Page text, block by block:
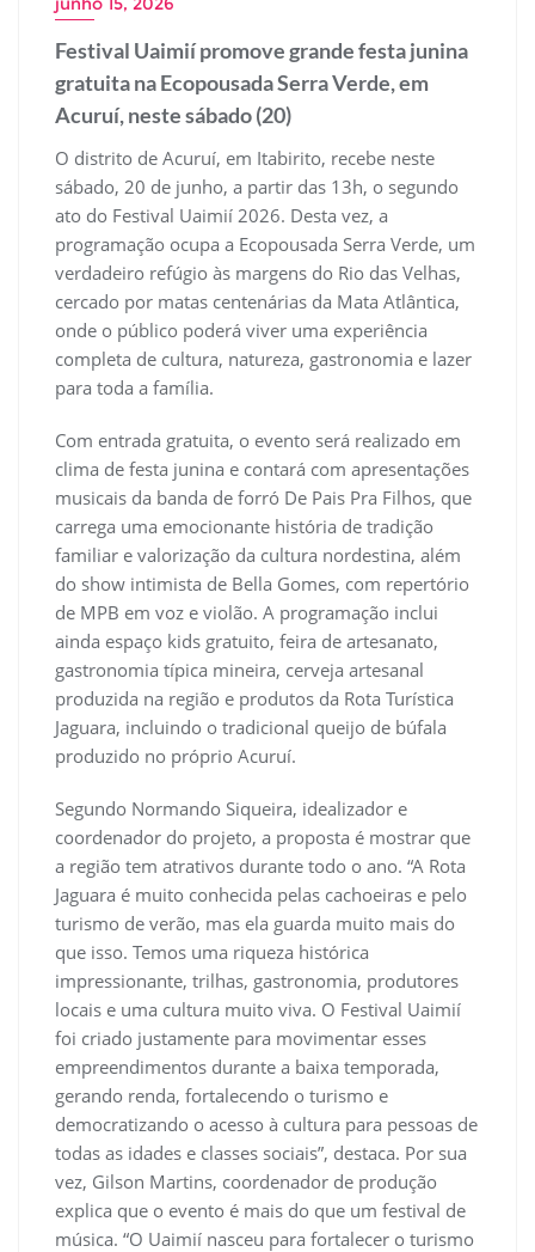
Festival Uaimií promove grande festa junina
gratuita na Ecopousada Serra Verde, em
Acuruí, neste sábado (20)
O distrito de Acuruí, em Itabirito, recebe neste
sábado, 20 de junho, a partir das 13h, o segundo
ato do Festival Uaimií 2026. Desta vez, a
programação ocupa a Ecopousada Serra Verde, um
verdadeiro refúgio às margens do Rio das Velhas,
cercado por matas centenárias da Mata Atlântica,
onde o público poderá viver uma experiência
completa de cultura, natureza, gastronomia e lazer
para toda a família.
Com entrada gratuita, o evento será realizado em
clima de festa junina e contará com apresentações
musicais da banda de forró De Pais Pra Filhos, que
carrega uma emocionante história de tradição
familiar e valorização da cultura nordestina, além
do show intimista de Bella Gomes, com repertório
de MPB em voz e violão. A programação inclui
ainda espaço kids gratuito, feira de artesanato,
gastronomia típica mineira, cerveja artesanal
produzida na região e produtos da Rota Turística
Jaguara, incluindo o tradicional queijo de búfala
produzido no próprio Acuruí.
Segundo Normando Siqueira, idealizador e
coordenador do projeto, a proposta é mostrar que
a região tem atrativos durante todo o ano. “A Rota
Jaguara é muito conhecida pelas cachoeiras e pelo
turismo de verão, mas ela guarda muito mais do
que isso. Temos uma riqueza histórica
impressionante, trilhas, gastronomia, produtores
locais e uma cultura muito viva. O Festival Uaimií
foi criado justamente para movimentar esses
empreendimentos durante a baixa temporada,
gerando renda, fortalecendo o turismo e
democratizando o acesso à cultura para pessoas de
todas as idades e classes sociais”, destaca. Por sua
vez, Gilson Martins, coordenador de produção
explica que o evento é mais do que um festival de
música. “O Uaimií nasceu para fortalecer o turismo